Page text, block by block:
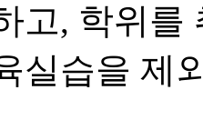
고, 학위
실습을 제